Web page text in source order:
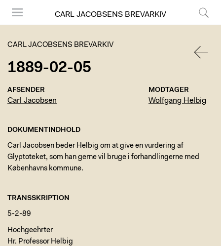
CARL JACOBSENS BREVARKIV
CARL JACOBSENS BREVARKIV
1889-02-05
AFSENDER
Carl Jacobsen
MODTAGER
Wolfgang Helbig
DOKUMENTINDHOLD
Carl Jacobsen beder Helbig om at give en vurdering af
Glyptoteket, som han gerne vil bruge i forhandlingerne med
Københavns kommune.
TRANSSKRIPTION
5-2-89
Hochgeehrter
Hr. Professor Helbig